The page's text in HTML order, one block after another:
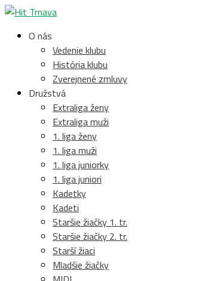
O nás
Vedenie klubu
História klubu
Zverejnené zmluvy
Družstvá
Extraliga ženy
Extraliga muži
1. liga ženy
1. liga muži
1. liga juniorky
1. liga juniori
Kadetky
Kadeti
Staršie žiačky 1. tr.
Staršie žiačky 2. tr.
Starší žiaci
Mladšie žiačky